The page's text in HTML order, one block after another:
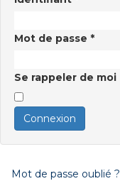
Mot de passe *
Se rappeler de moi
Connexion
Mot de passe oublié ?